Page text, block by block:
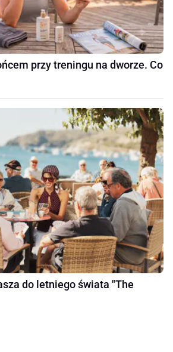
przy treningu na dworze. Co
do letniego świata "The